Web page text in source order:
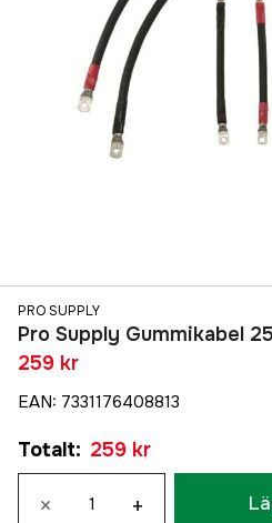
PRO SUPPLY
Pro Supply Gummikabel
259 kr
EAN: 7331176408813
Totalt: 259 kr
× +